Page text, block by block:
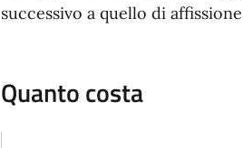
successivo a quello di
Quanto costa